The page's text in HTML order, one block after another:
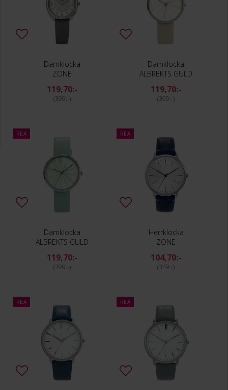
Damklocka
ZONE
119,70:-
399:-
Damklocka
ALBREKTS GULD
119,70:-
399:-
REA
Damklocka
ALBREKTS GULD
119,70:-
399:-
REA
Herrklocka
ZONE
104,70:-
349:-
REA REA